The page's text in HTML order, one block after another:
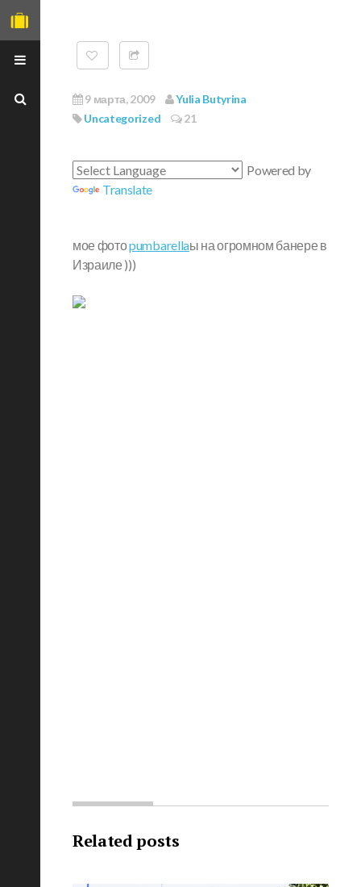
9 марта, 2009
Yulia Butyrina
Uncategorized
21
Powered by
Translate
мое фотоpumbarellaы на огромном банере в
Израиле )))
Related posts
ГЛАВНАЯ
О СЕБЕ
ФОТО-РЕЦЕПТЫ
МОИ МАСТХЕВЫ
ВЕЧЕРИНКИ